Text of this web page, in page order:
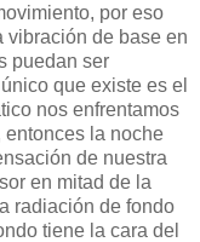
por eso
de base en
puedan ser
que existe es el
nos enfrentamos
la noche
de nuestra
en mitad de la
radiación de fondo
tiene la cara del